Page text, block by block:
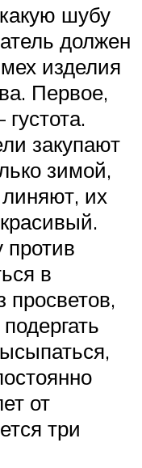
шубу
должен
изделия
Первое,
закупают
зимой,
их
против
в
просветов,
от
три